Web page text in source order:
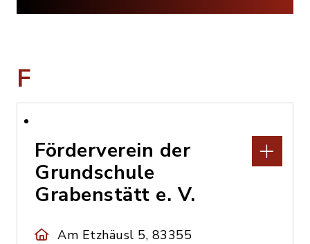
F
Förderverein der
Grundschule
Grabenstätt e. V.
Am Etzhäusl 5, 83355